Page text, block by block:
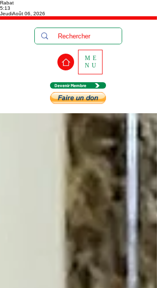
Rabat
5:13
JeudiAoût 06, 2026
Devenir Membre
ME
NU